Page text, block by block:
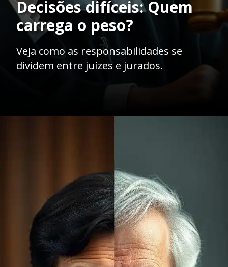
Decisões difíceis: Quem
carrega o peso?
Veja como as responsabilidades se
dividem entre juízes e jurados.